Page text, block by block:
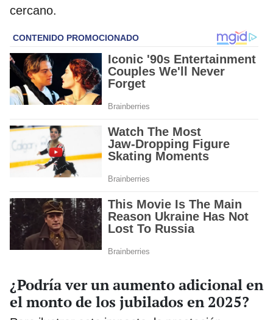
cercano.
¿Podría ver un aumento adicional en
el monto de los jubilados en 2025?